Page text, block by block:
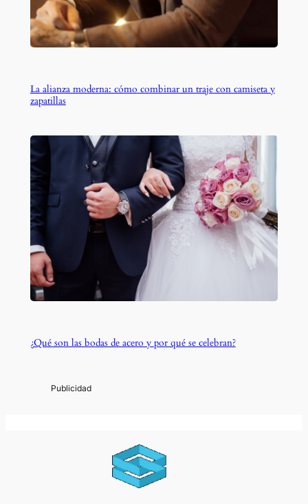
La alianza moderna: cómo combinar un traje con camiseta y
zapatillas
¿Qué son las bodas de acero y por qué se celebran?